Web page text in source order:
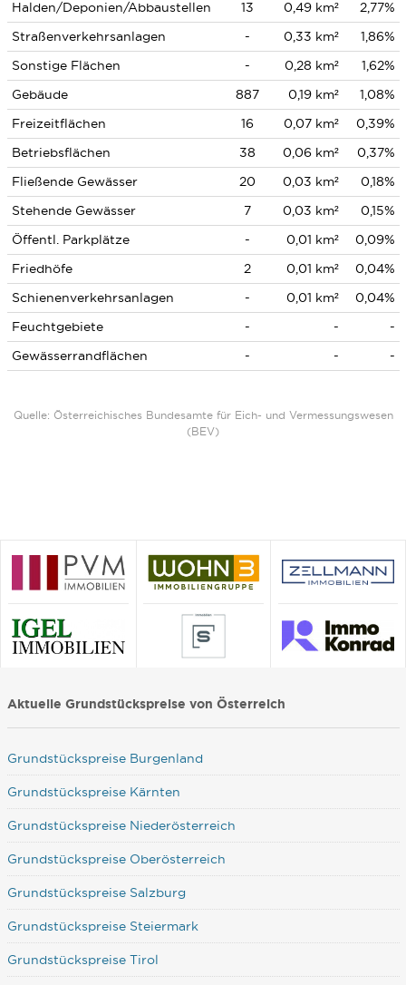
Halden/Deponien/Abbaustellen 13 0,49 km²
2,77%
Straßenverkehrsanlagen
- 0,33 km²
1,86%
Sonstige Flächen
- 0,28 km²
1,62%
Gebäude
887 0,19 km²
1,08%
Freizeitflächen
16 0,07 km²
0,39%
Betriebsflächen
38 0,06 km²
0,37%
Fließende Gewässer
20 0,03 km²
0,18%
Stehende Gewässer
7 0,03 km²
0,15%
Öffentl. Parkplätze
- 0,01 km²
0,09%
Friedhöfe
2 0,01 km²
0,04%
Schienenverkehrsanlagen
- 0,01 km²
0,04%
Feuchtgebiete
- -
-
Gewässerrandflächen
- - -
Quelle: Österreichisches Bundesamte für Eich- und Vermessungswesen
(BEV)
Aktuelle Grundstückspreise von Österreich
Grundstückspreise Burgenland
Grundstückspreise Kärnten
Grundstückspreise Niederösterreich
Grundstückspreise Oberösterreich
Grundstückspreise Salzburg
Grundstückspreise Steiermark
Grundstückspreise Tirol